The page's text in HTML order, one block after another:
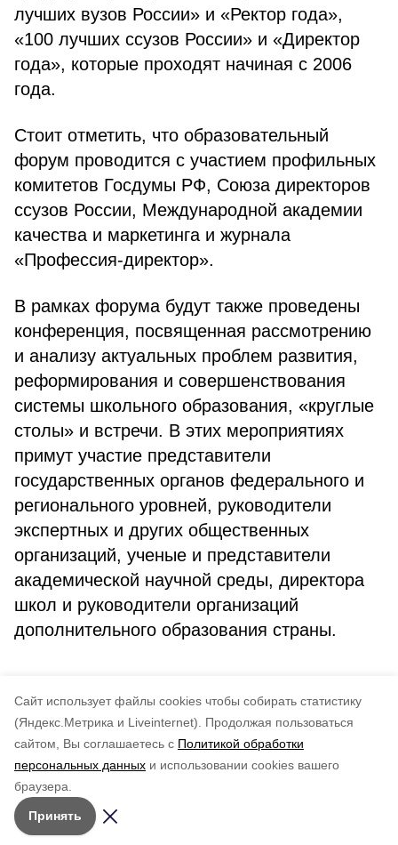
Cайт использует файлы cookies чтобы собирать статистику
(Яндекс.Метрика и Liveinternet).
Продолжая пользоваться
сайтом, Вы соглашаетесь с Политикой обработки
персональных данных и использовании cookies вашего
браузера.
Принять
лучших вузов России» и «Ректор года»,
«100 лучших ссузов России» и «Директор
года», которые проходят начиная с 2006
года.
Стоит отметить, что образовательный
форум проводится с участием профильных
комитетов Госдумы РФ, Союза директоров
ссузов России, Международной академии
качества и маркетинга и журнала
«Профессия-директор».
В рамках форума будут также проведены
конференция, посвященная рассмотрению
и анализу актуальных проблем развития,
реформирования и совершенствования
системы школьного образования, «круглые
столы» и встречи. В этих мероприятиях
примут участие представители
государственных органов федерального и
регионального уровней, руководители
экспертных и других общественных
организаций, ученые и представители
академической научной среды, директора
школ и руководители организаций
дополнительного образования страны.
Авторы: admin
по оценке
5